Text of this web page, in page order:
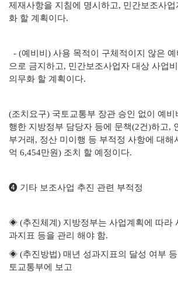
제재사항을 지침에 명시하고, 민간보조사
화 할 계획이다.
- (예비비) 사용 목적이 구체적이지 않은
으로 금지하고, 민간보조사업자 대상 사업
의무화 할 계획이다.
(조치요구) 국토교통부 장관 승인 없이 예비
행한 지방정부 담당자 등에 문책(2건)하고,
부거래, 정산 미이행 등 부적정 사항에 대해
억 6,454만원) 조치 할 예정이다.
❹ 기타 보조사업 추진 관련 부적정
◈ (추진체계) 지방정부는 사업계획에 따라
과지표 등을 관리 해야 함.
◈ (추진방법) 매년 성과지표의 달성 여부
토교통부에 보고